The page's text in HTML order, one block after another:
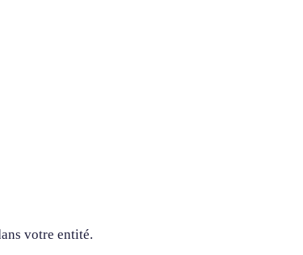
votre entité.